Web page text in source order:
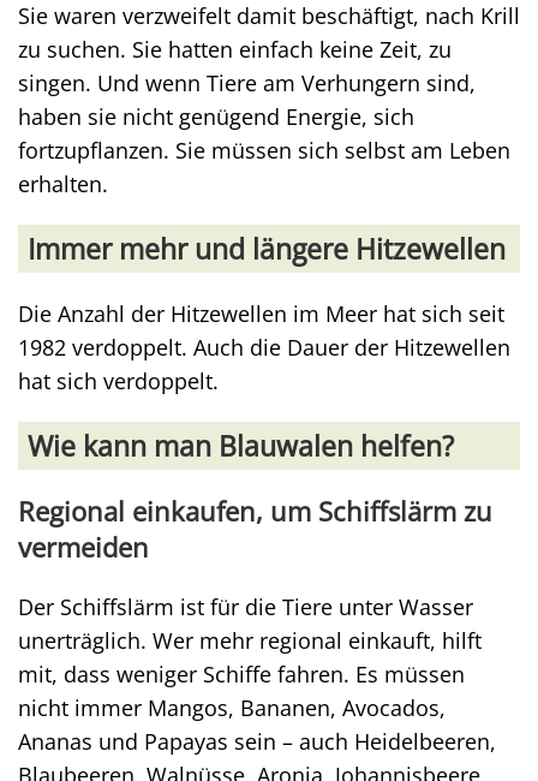
Sie waren verzweifelt damit beschäftigt, nach Krill
zu suchen. Sie hatten einfach keine Zeit, zu
singen. Und wenn Tiere am Verhungern sind,
haben sie nicht genügend Energie, sich
fortzupflanzen. Sie müssen sich selbst am Leben
erhalten.
Immer mehr und längere Hitzewellen
Die Anzahl der Hitzewellen im Meer hat sich seit
1982 verdoppelt. Auch die Dauer der Hitzewellen
hat sich verdoppelt.
Wie kann man Blauwalen helfen?
Regional einkaufen, um Schiffslärm zu
vermeiden
Der Schiffslärm ist für die Tiere unter Wasser
unerträglich. Wer mehr regional einkauft, hilft
mit, dass weniger Schiffe fahren. Es müssen
nicht immer Mangos, Bananen, Avocados,
Ananas und Papayas sein – auch Heidelbeeren,
Blaubeeren, Walnüsse, Aronia, Johannisbeere,